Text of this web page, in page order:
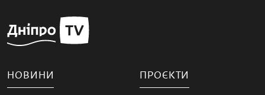
НОВИНИ ПРОЄКТИ